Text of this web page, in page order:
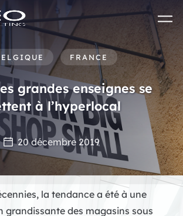
FRANCE
grandes enseignes se
à l’hyperlocal
20 décembre 2019
la tendance a été à une
grandissante des magasins sous